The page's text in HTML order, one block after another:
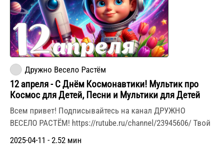
Дружно Весело Растём
12 апреля - С Днём Космонавтики! Мультик про
Космос для Детей, Песни и Мультики для Детей
Всем привет! Подписывайтесь на канал ДРУЖНО
ВЕСЕЛО РАСТЁМ! https://rutube.ru/channel/23945606/ Твой
2025-04-11 - 2.52 мин